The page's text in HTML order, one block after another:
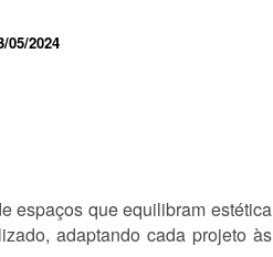
05/2024
espaços que equilibram estética
adaptando cada projeto às